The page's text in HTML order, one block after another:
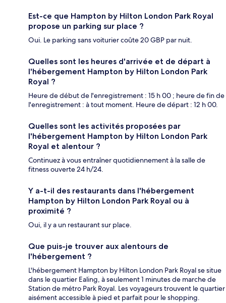
Est-ce que Hampton by Hilton London Park Royal
propose un parking sur place ?
Oui. Le parking sans voiturier coûte 20 GBP par nuit.
Quelles sont les heures d'arrivée et de départ à
l'hébergement Hampton by Hilton London Park
Royal ?
Heure de début de l'enregistrement : 15 h 00 ; heure de fin de
l'enregistrement : à tout moment. Heure de départ : 12 h 00.
Quelles sont les activités proposées par
l'hébergement Hampton by Hilton London Park
Royal et alentour ?
Continuez à vous entraîner quotidiennement à la salle de
fitness ouverte 24 h/24.
Y a-t-il des restaurants dans l'hébergement
Hampton by Hilton London Park Royal ou à
proximité ?
Oui, il y a un restaurant sur place.
Que puis-je trouver aux alentours de
l'hébergement ?
L'hébergement Hampton by Hilton London Park Royal se situe
dans le quartier Ealing, à seulement 1 minutes de marche de
Station de métro Park Royal. Les voyageurs trouvent le quartier
aisément accessible à pied et parfait pour le shopping.